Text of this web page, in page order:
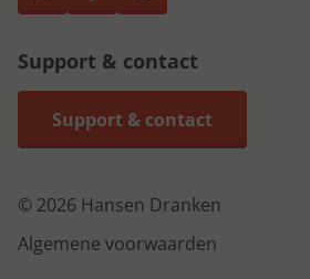
Support & contact
Support & contact
© 2026 Hansen Dranken
Algemene voorwaarden